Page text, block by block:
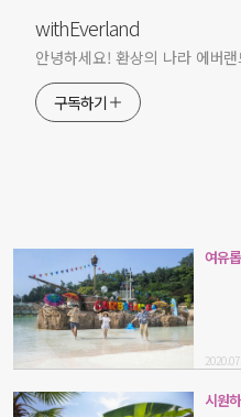
withEverland
안녕하세요! 환상의 나라 에버
구독하기
여유
시원